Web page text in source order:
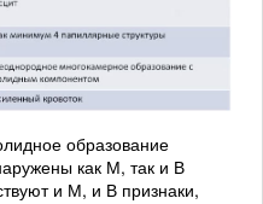
образование
как М, так и В
и М, и В признаки,